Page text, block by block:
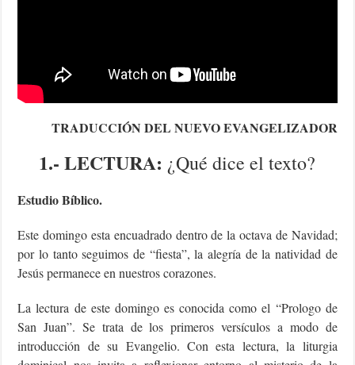
TRADUCCIÓN DEL NUEVO EVANGELIZADOR
1.- LECTURA: ¿Qué dice el texto?
Estudio Bíblico.
Este domingo esta encuadrado dentro de la octava de Navidad;
por lo tanto seguimos de “fiesta”, la alegría de la natividad de
Jesús permanece en nuestros corazones.
La lectura de este domingo es conocida como el “Prologo de
San Juan”. Se trata de los primeros versículos a modo de
introducción de su Evangelio. Con esta lectura, la liturgia